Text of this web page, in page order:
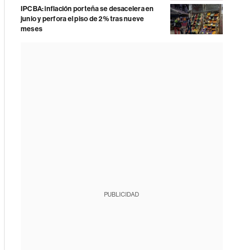
IPCBA: inflación porteña se desacelera en
junio y perfora el piso de 2% tras nueve
meses
PUBLICIDAD